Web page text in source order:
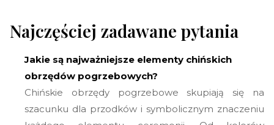
Najczęściej zadawane pytania
Jakie są najważniejsze elementy chińskich
obrzędów pogrzebowych?
Chińskie obrzędy pogrzebowe skupiają się na
szacunku dla przodków i symbolicznym znaczeniu